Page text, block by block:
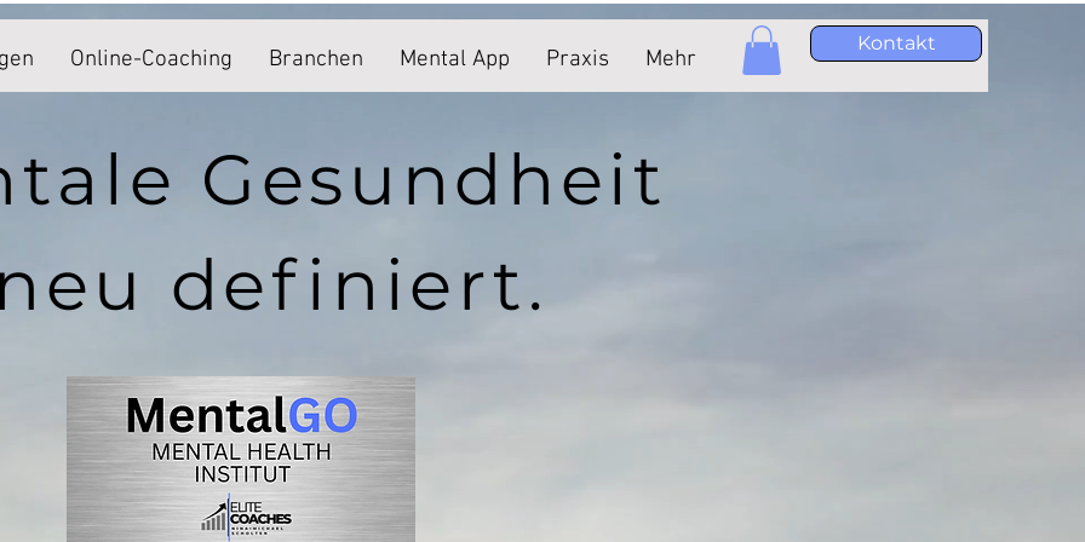
Online-Coaching Branchen Mental App Praxis Mehr
Kontakt
Gesundheit
neu definiert.